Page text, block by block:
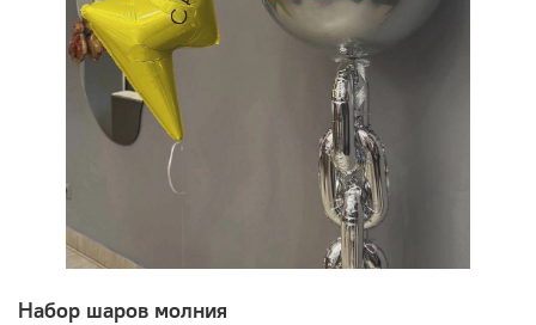
Набор шаров молния